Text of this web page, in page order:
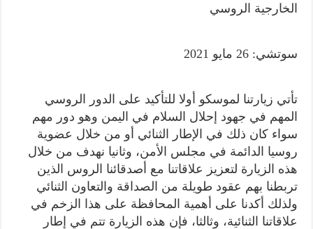
الخارجية الروسي
سوتشي: 26 مايو 2021
تأتي زيارتنا لموسكو أولا للتأكيد على الدور الروسي
المهم في جهود إحلال السلام في اليمن وهو دور مهم
سواء كان ذلك في الإطار الثنائي أو من خلال عضوية
روسيا الدائمة في مجلس الأمن، وثانيا نهدف من خلال
هذه الزيارة لتعزيز علاقاتنا مع أصدقائنا الروس الذين
تربطنا بهم عقود طويلة من الصداقة والتعاون الثنائي
ولذلك أكدنا على أهمية المحافظة على هذا الزخم في
علاقاتنا الثنائية، وثالثا، فإن هذه الزيارة تتم في إطار